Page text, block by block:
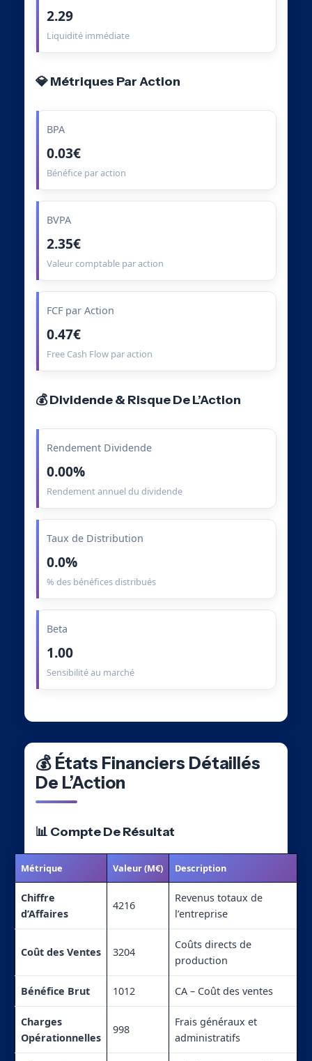
2.29
Liquidité immédiate
💎 Métriques Par Action
BPA
0.03€
Bénéfice par action
BVPA
2.35€
Valeur comptable par action
FCF par Action
0.47€
Free Cash Flow par action
💰 Dividende & Risque De L’Action
Rendement Dividende
0.00%
Rendement annuel du dividende
Taux de Distribution
0.0%
% des bénéfices distribués
Beta
1.00
Sensibilité au marché
💰 États Financiers Détaillés
De L’Action
📊 Compte De Résultat
Métrique Valeur (M€) Description
Chiffre
d’Affaires
4216
Revenus totaux de
l’entreprise
Coût des Ventes 3204
Coûts directs de
production
Bénéfice Brut 1012 CA – Coût des ventes
Charges
Opérationnelles
998
Frais généraux et
administratifs